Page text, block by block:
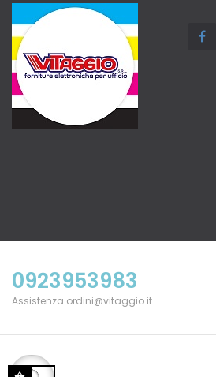
0923953983
Assistenza ordini@vitaggio.it